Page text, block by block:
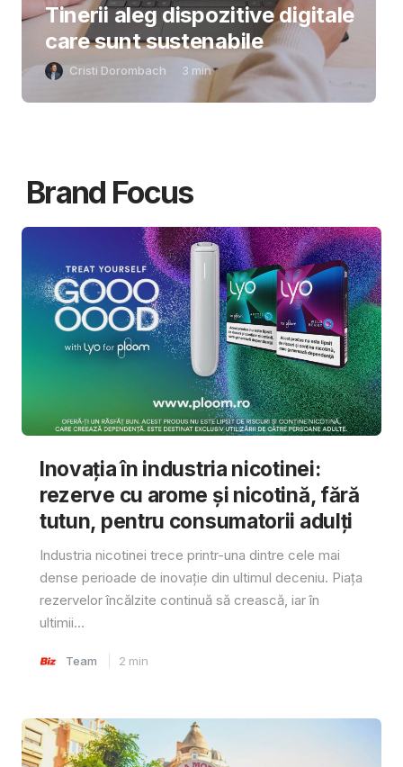
Tinerii aleg dispozitive digitale
care sunt sustenabile
Cristi Dorombach 3 min
Brand Focus
Inovația în industria nicotinei:
rezerve cu arome și nicotină, fără
tutun, pentru consumatorii adulți
Industria nicotinei trece printr-una dintre cele mai
dense perioade de inovație din ultimul deceniu. Piața
rezervelor încălzite continuă să crească, iar în
ultimii...
Team 2 min